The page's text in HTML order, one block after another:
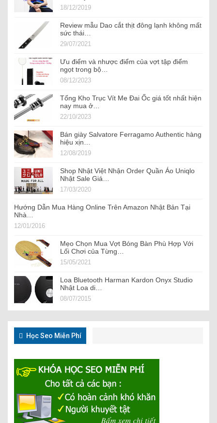
18/12/2019
Review mẫu Dao cắt thịt đông lạnh không mất
sức thái…
29/07/2021
Ưu điểm và nhược điểm của vợt tập điểm
ngọt trong bộ…
08/12/2023
Tổng Kho Trục Vít Me Đai Ốc giá tốt nhất hiện
nay mua ở…
22/10/2023
Bán giày Salvatore Ferragamo Authentic hàng
hiệu xịn…
12/08/2019
Shop Nhật Việt Nhận Order Quần Áo Uniqlo
Nhật Sale Giá…
17/03/2020
Hướng Dẫn Mua Hàng Online Trên Amazon Nhật Bản Tại
Nhà…
12/01/2016
Mẹo Chọn Mua Vợt Bóng Bàn Phù Hợp Với
Lối Chơi của Từng…
15/05/2021
Loa Bluetooth Harman Kardon Onyx Studio
Nhật Loa di…
08/07/2015
Học Seo Miễn Phí